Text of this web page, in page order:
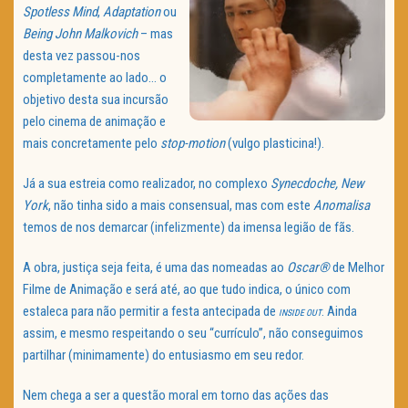
Spotless Mind, Adaptationou
Being John Malkovich– mas
desta vez passou-nos
completamente ao lado… o
objetivo desta sua incursão
pelo cinema de animação e
mais concretamente pelo stop-motion(vulgo plasticina!).
Já a sua estreia como realizador, no complexo Synecdoche, New
York, não tinha sido a mais consensual, mas com este Anomalisa
temos de nos demarcar (infelizmente) da imensa legião de fãs.
A obra, justiça seja feita, é uma das nomeadas ao Oscar®de Melhor
Filme de Animação e será até, ao que tudo indica, o único com
estaleca para não permitir a festa antecipada de INSIDE OUT. Ainda
assim, e mesmo respeitando o seu “currículo”, não conseguimos
partilhar (minimamente) do entusiasmo em seu redor.
Nem chega a ser a questão moral em torno das ações das